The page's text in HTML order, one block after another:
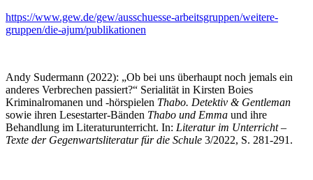
https://www.gew.de/gew/ausschuesse-arbeitsgruppen/weitere-
gruppen/die-ajum/publikationen
Andy Sudermann (2022): „Ob bei uns überhaupt noch jemals ein
anderes Verbrechen passiert?“ Serialität in Kirsten Boies
Kriminalromanen und -hörspielen Thabo. Detektiv & Gentleman
sowie ihren Lesestarter-Bänden Thabo und Emma und ihre
Behandlung im Literaturunterricht. In: Literatur im Unterricht –
Texte der Gegenwartsliteratur für die Schule 3/2022, S. 281-291.